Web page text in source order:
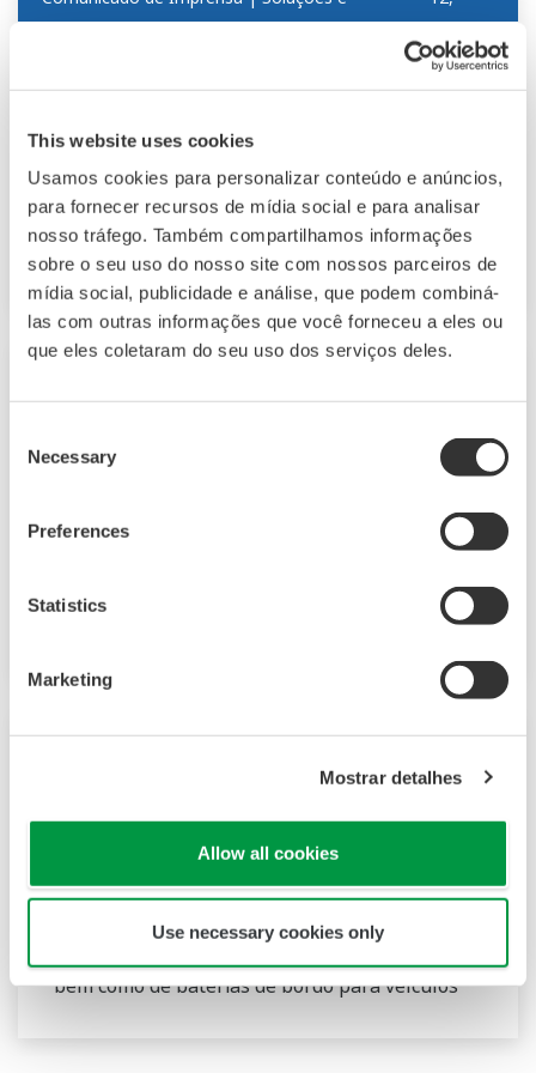
This website uses cookies
Usamos cookies para personalizar conteúdo e anúncios,
para fornecer recursos de mídia social e para analisar
nosso tráfego. Também compartilhamos informações
sobre o seu uso do nosso site com nossos parceiros de
mídia social, publicidade e análise, que podem combiná-
las com outras informações que você forneceu a eles ou
que eles coletaram do seu uso dos serviços deles.
Selection
Necessary
Preferences
Statistics
Marketing
Mostrar detalhes
Allow all cookies
Use necessary cookies only
​ 2018
Yokogawa Lança a Plataforma para
Controle Avançado e Estimativa R5.02
- Uma solução OpreX Asset Operations and
Optimization para aplicações em larga escala
que permite a otimização do controle em toda a
planta -
R6.06
- Aprimoramentos nesse produto principal da
família de soluções OpreX Control and Safety
System que permitem atualizações rápidas do
Comunicado de Imprensa | Soluções e ​
​
4,
2018
Data Acquisition
- Para o desenvolvimento de veículos elétricos,
bem como de baterias de bordo para veículos